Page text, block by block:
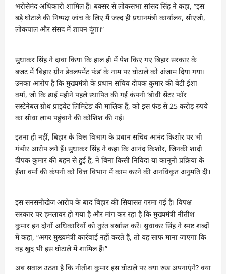
भरोसेमंद अधिकारी शामिल हैं। बक्सर से लोकसभा सांसद सिंह ने कहा, “इस
बड़े घोटाले की निष्पक्ष जांच के लिए मैं जल्द ही प्रधानमंत्री कार्यालय, सीएजी,
लोकपाल और संसद में ज्ञापन दूंगा।”
सुधाकर सिंह ने दावा किया कि हाल ही में पेश किए गए बिहार सरकार के
बजट में ‘बिहार ग्रीन डेवलपमेंट फंड’ के नाम पर घोटाले को अंजाम दिया गया।
उनका आरोप है कि मुख्यमंत्री के प्रधान सचिव दीपक कुमार की बेटी ईशा
वर्मा, जो कि ढाई महीने पहले स्थापित की गई कंपनी ‘बोधी सेंटर फॉर
सस्टेनेबल ग्रोथ प्राइवेट लिमिटेड’ की मालिक हैं, को इस फंड से 25 करोड़ रुपये
का सीधा लाभ पहुंचाने की कोशिश की गई।
इतना ही नहीं, बिहार के वित्त विभाग के प्रधान सचिव आनंद किशोर पर भी
गंभीर आरोप लगे हैं। सुधाकर सिंह ने कहा कि आनंद किशोर, जिनकी शादी
दीपक कुमार की बहन से हुई है, ने बिना किसी निविदा या कानूनी प्रक्रिया के
ईशा वर्मा की कंपनी को वित्त विभाग में काम करने की अनधिकृत अनुमति दी।
इस सनसनीखेज आरोप के बाद बिहार की सियासत गरमा गई है। विपक्ष
सरकार पर हमलावर हो गया है और मांग कर रहा है कि मुख्यमंत्री नीतीश
कुमार इन दोनों अधिकारियों को तुरंत बर्खास्त करें। सुधाकर सिंह ने स्पष्ट शब्दों
में कहा, “अगर मुख्यमंत्री कार्रवाई नहीं करते हैं, तो यह साफ माना जाएगा कि
वह खुद भी इस घोटाले में शामिल हैं।”
अब सवाल उठता है कि नीतीश कुमार इस घोटाले पर क्या रुख अपनाएंगे? क्या